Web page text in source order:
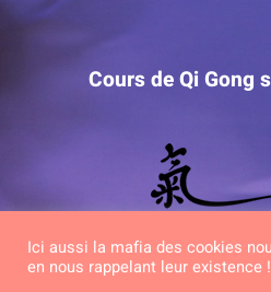
Cours de Qi Gong
Ici aussi la mafia des cookies
en nous rappelant leur existence